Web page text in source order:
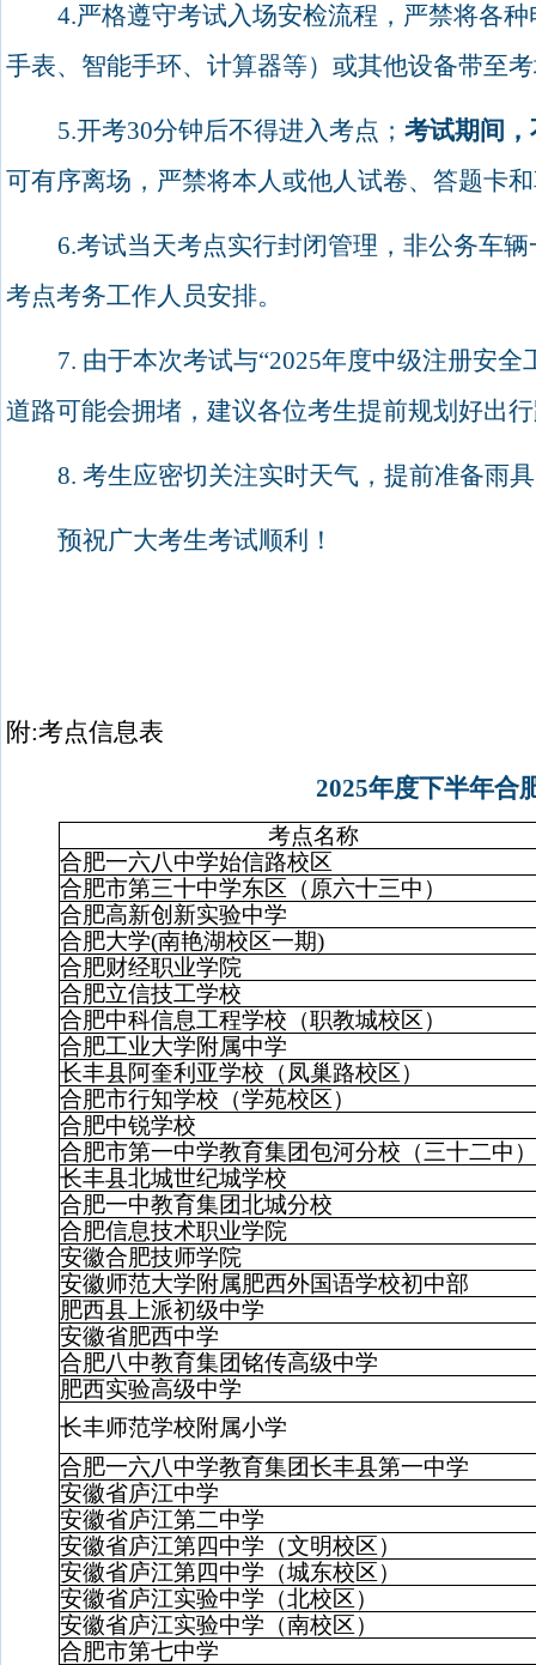
4.严格遵守考试入场安检流程，严禁将各
手表、智能手环、计算器等）或其他设备带至
5.开考30分钟后不得进入考点； 考试期间
可有序离场，严禁将本人或他人试卷、答题卡
6.考试当天考点实行封闭管理，非公务车
考点考务工作人员安排。
7. 由于本次考试与“2025年度中级注册安全
道路可能会拥堵，建议各位考生提前规划好出
8. 考生应密切关注实时天气，提前准备雨
预祝广大考生考试顺利！
附:考点信息表
2025年度下半年合
考点名称
合肥一六八中学始信路校区
合肥市第三十中学东区（原六十三中）
合肥高新创新实验中学
合肥大学(南艳湖校区一期)
合肥财经职业学院
合肥立信技工学校
合肥中科信息工程学校（职教城校区）
合肥工业大学附属中学
长丰县阿奎利亚学校（凤巢路校区）
合肥市行知学校（学苑校区）
合肥中锐学校
合肥市第一中学教育集团包河分校（三十二中）
长丰县北城世纪城学校
合肥一中教育集团北城分校
合肥信息技术职业学院
安徽合肥技师学院
安徽师范大学附属肥西外国语学校初中部
肥西县上派初级中学
安徽省肥西中学
合肥八中教育集团铭传高级中学
肥西实验高级中学
长丰师范学校附属小学
合肥一六八中学教育集团长丰县第一中学
安徽省庐江中学
安徽省庐江第二中学
安徽省庐江第四中学（文明校区）
安徽省庐江第四中学（城东校区）
安徽省庐江实验中学（北校区）
安徽省庐江实验中学（南校区）
合肥市第七中学